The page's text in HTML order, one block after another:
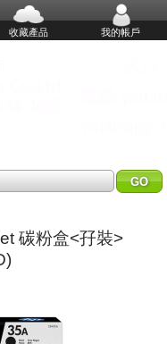
收藏產品 我的帳戶
碳粉盒<孖裝>